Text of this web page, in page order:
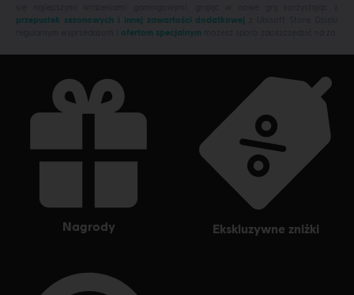
przepustek sezonowych i innej zawartości dodatkowej
ofertom specjalnym
nagrody ekskluzywne zniżki